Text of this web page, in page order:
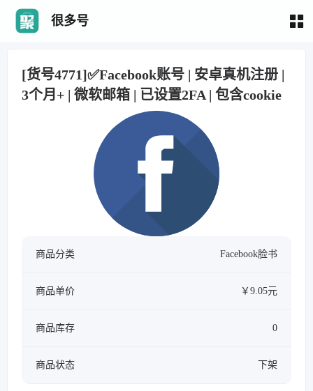
很多号
[货号4771]✅Facebook账号 | 安卓真机注册 |
3个月+ | 微软邮箱 | 已设置2FA | 包含cookie
商品分类 Facebook脸书
商品单价 ￥9.05元
商品库存 0
商品状态 下架